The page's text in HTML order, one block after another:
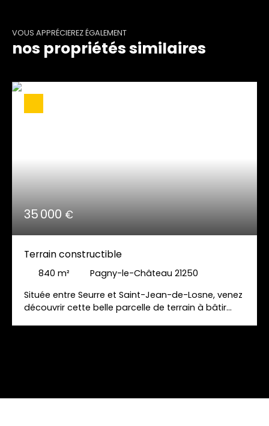
VOUS APPRÉCIEREZ ÉGALEMENT
nos propriétés similaires
35 000€
Terrain constructible
840 m²
Pagny-le-Château 21250
Située entre Seurre et Saint-Jean-de-Losne, venez
découvrir cette belle parcelle de terrain à bâtir
collège, gare, autoroute, commerces divers). A